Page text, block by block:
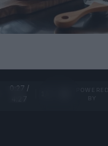
0:28 /